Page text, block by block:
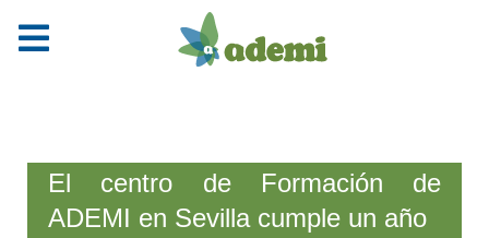
El centro de Formación de
ADEMI en Sevilla cumple un año